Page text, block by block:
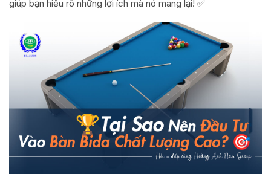
giúp bạn hiểu rõ những lợi ích mà nó mang lại! ✅